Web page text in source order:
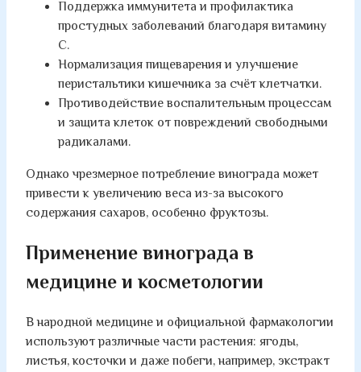
Поддержка иммунитета и профилактика
простудных заболеваний благодаря витамину
C.
Нормализация пищеварения и улучшение
перистальтики кишечника за счёт клетчатки.
Противодействие воспалительным процессам
и защита клеток от повреждений свободными
радикалами.
Однако чрезмерное потребление винограда может
привести к увеличению веса из-за высокого
содержания сахаров, особенно фруктозы.
Применение винограда в
медицине и косметологии
В народной медицине и официальной фармакологии
используют различные части растения: ягоды,
листья, косточки и даже побеги, например, экстракт